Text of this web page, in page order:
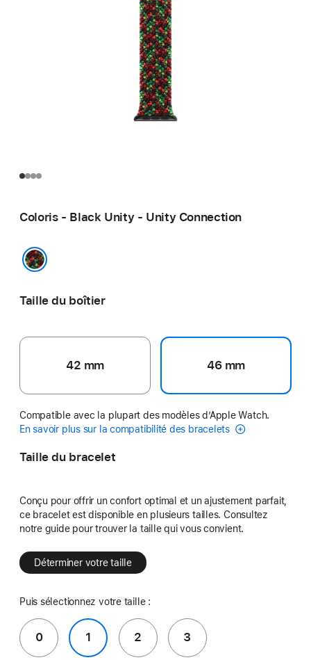
Coloris - Black Unity - Unity Connection
Taille du boîtier
42 mm 46 mm
Compatible avec la plupart des modèles d’Apple Watch.
En savoir plus sur la compatibilité des bracelets
Taille du bracelet
Conçu pour offrir un confort optimal et un ajustement parfait,
ce bracelet est disponible en plusieurs tailles. Consultez
notre guide pour trouver la taille qui vous convient.
Déterminer votre taille
Puis sélectionnez votre taille :
0 1 2 3